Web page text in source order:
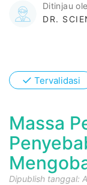
Ditinjau
DR.
✓ Tervalidasi
Massa
Dipublish tanggal: